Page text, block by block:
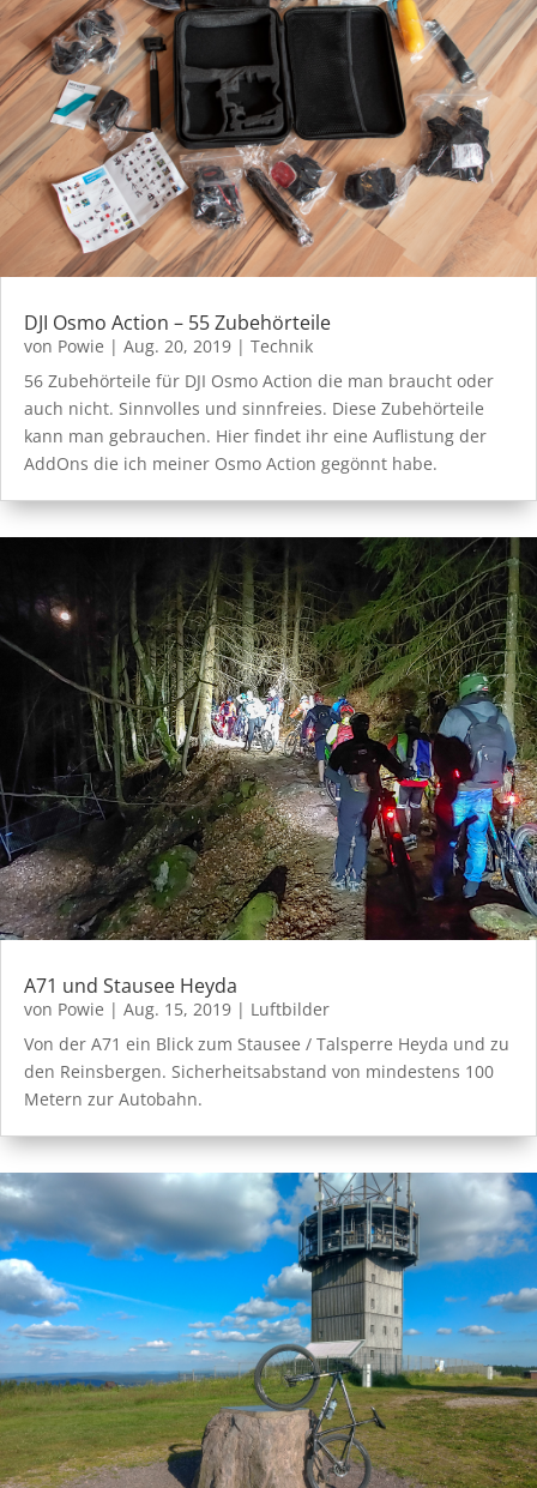
DJI Osmo Action – 55 Zubehörteile
von Powie | Aug. 20, 2019 | Technik
56 Zubehörteile für DJI Osmo Action die man braucht oder
auch nicht. Sinnvolles und sinnfreies. Diese Zubehörteile
kann man gebrauchen. Hier findet ihr eine Auflistung der
AddOns die ich meiner Osmo Action gegönnt habe.
A71 und Stausee Heyda
von Powie | Aug. 15, 2019 | Luftbilder
Von der A71 ein Blick zum Stausee / Talsperre Heyda und zu
den Reinsbergen. Sicherheitsabstand von mindestens 100
Metern zur Autobahn.